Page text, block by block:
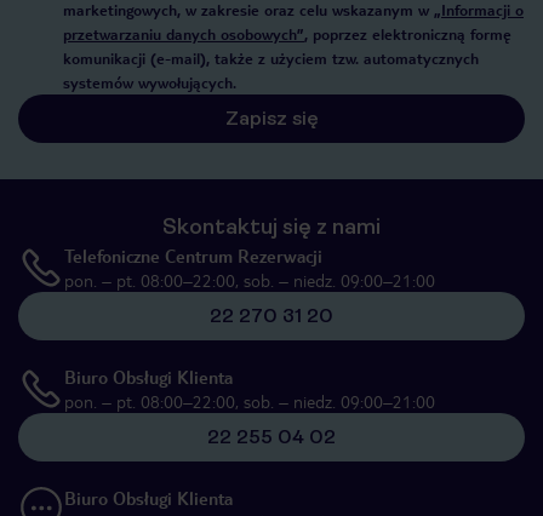
marketingowych, w zakresie oraz celu wskazanym w „Informacji o
przetwarzaniu danych osobowych”, poprzez elektroniczną formę
komunikacji (e-mail), także z użyciem tzw. automatycznych
systemów wywołujących.
Zapisz się
Skontaktuj się z nami
Telefoniczne Centrum Rezerwacji
pon. – pt. 08:00–22:00, sob. – niedz. 09:00–21:00
22 270 31 20
Biuro Obsługi Klienta
pon. – pt. 08:00–22:00, sob. – niedz. 09:00–21:00
22 255 04 02
Biuro Obsługi Klienta